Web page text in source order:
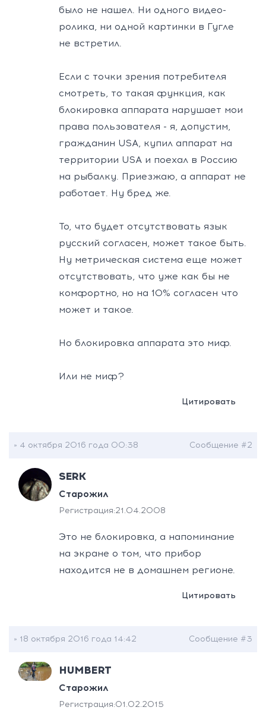
было не нашел. Ни одного видео-
ролика, ни одной картинки в Гугле
не встретил.
Если с точки зрения потребителя
смотреть, то такая функция, как
блокировка аппарата нарушает мои
права пользователя - я, допустим,
гражданин USA, купил аппарат на
территории USA и поехал в Россию
на рыбалку. Приезжаю, а аппарат не
работает. Ну бред же.
То, что будет отсутствовать язык
русский согласен, может такое быть.
Ну метрическая система еще может
отсутствовать, что уже как бы не
комфортно, но на 10% согласен что
может и такое.
Но блокировка аппарата это миф.
Или не миф?
Цитировать
» 4 октября 2016 года 00:38 Сообщение #2
SERK
Старожил
Регистрация:21.04.2008
Это не блокировка, а напоминание
на экране о том, что прибор
находится не в домашнем регионе.
Цитировать
» 18 октября 2016 года 14:42 Сообщение #3
HUMBERT
Старожил
Регистрация:01.02.2015